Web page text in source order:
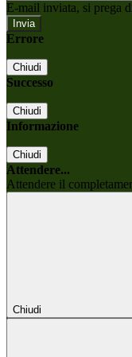
E-mail inviata, si prega
Errore
Chiudi
Successo
Chiudi
Informazione
Chiudi
Attendere...
Attendere il
Chiudi